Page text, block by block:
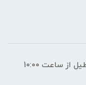
ساعات پاسخگویی: فقط روزهای غیر تعطیل از ساعت 10:00